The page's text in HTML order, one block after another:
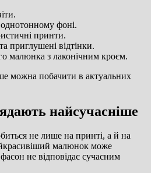
фоні.
принти.
приглушені відтінки.
малюнка з лаконічним кроєм.
можна побачити в актуальних
найсучасніше
не лише на принті, а й на
малюнок може
не відповідає сучасним